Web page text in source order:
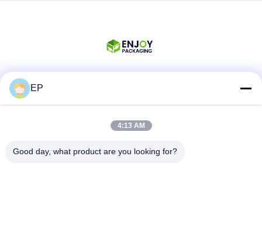
Schnelle Kontaktaufnahme
EP
4:13 AM
Good day, what product are you looking for?